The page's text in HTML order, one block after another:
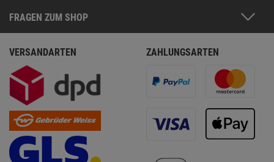
FRAGEN ZUM SHOP
VERSANDARTEN ZAHLUNGSARTEN